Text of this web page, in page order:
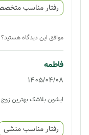
رفتار مناسب
موافق این دیدگاه هستید؟
فاطمه‌
1405/04/08
ایشون بلاشک بهترین
رفتار مناسب منشی